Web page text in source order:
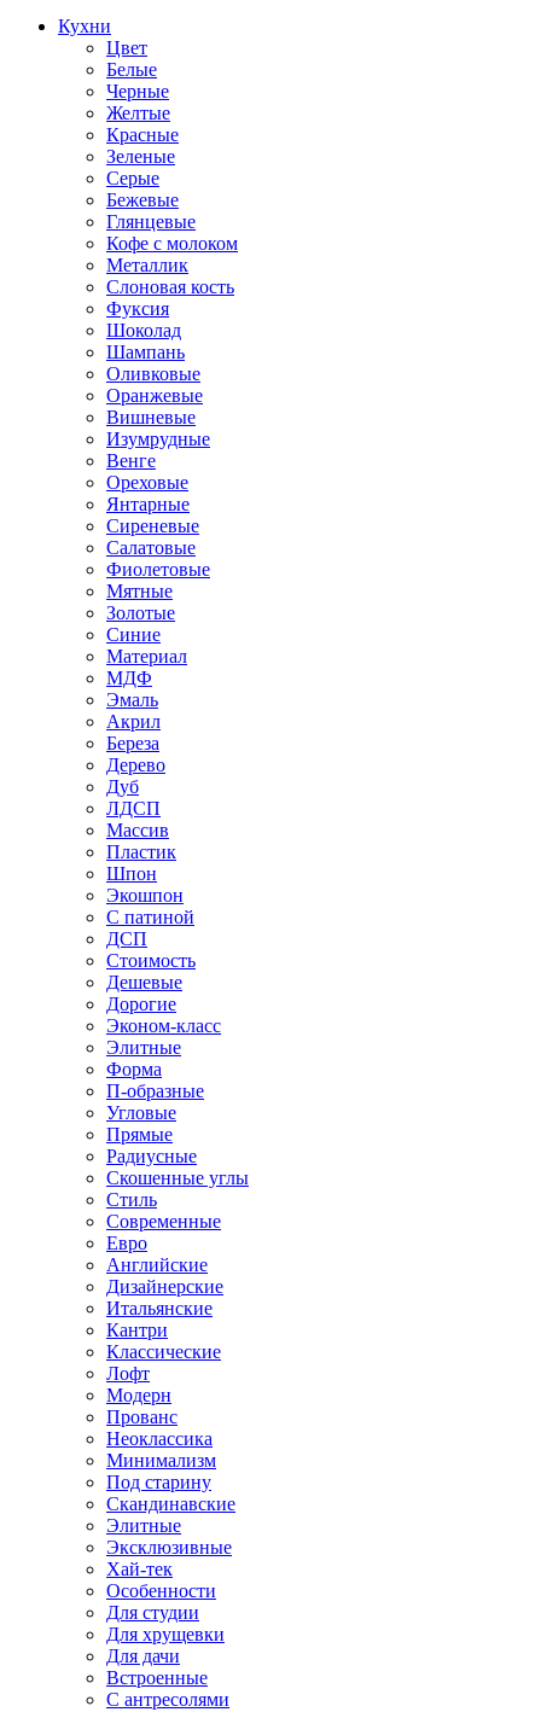
Кухни
Цвет
Белые
Черные
Желтые
Красные
Зеленые
Серые
Бежевые
Глянцевые
Кофе с молоком
Металлик
Слоновая кость
Фуксия
Шоколад
Шампань
Оливковые
Оранжевые
Вишневые
Изумрудные
Венге
Ореховые
Янтарные
Сиреневые
Салатовые
Фиолетовые
Мятные
Золотые
Синие
Материал
МДФ
Эмаль
Акрил
Береза
Дерево
Дуб
ЛДСП
Массив
Пластик
Шпон
Экошпон
С патиной
ДСП
Стоимость
Дешевые
Дорогие
Эконом-класс
Элитные
Форма
П-образные
Угловые
Прямые
Радиусные
Скошенные углы
Стиль
Современные
Евро
Английские
Дизайнерские
Итальянские
Кантри
Классические
Лофт
Модерн
Прованс
Неоклассика
Минимализм
Под старину
Скандинавские
Элитные
Эксклюзивные
Хай-тек
Особенности
Для студии
Для хрущевки
Для дачи
Встроенные
С антресолями